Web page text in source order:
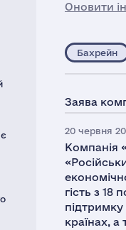
Оновити
Бахрейн
Заява
20 червня
Компанія
гість з
країнах,